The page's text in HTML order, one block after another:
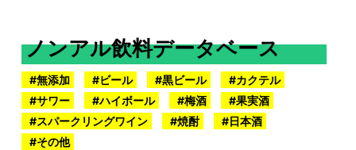
ノンアル飲料データベース
無添加 ビール 黒ビール
カクテル
サワー
ハイボール 梅酒
果実酒
スパークリングワイン
焼酎
日本酒
その他